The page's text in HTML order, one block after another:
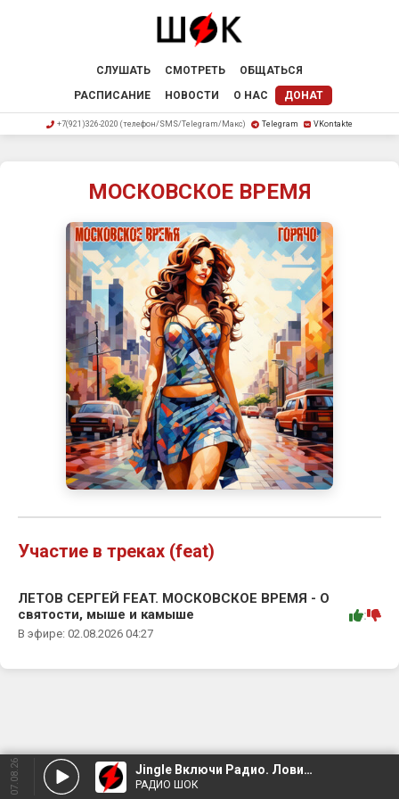
СЛУШАТЬ СМОТРЕТЬ
ОБЩАТЬСЯ
РАСПИСАНИЕ
НОВОСТИ О НАС ДОНАТ
+7(921)326-2020 (телефон/SMS/Telegram/Макс) Telegram VKontakte
МОСКОВСКОЕ ВРЕМЯ
Участие в треках (feat)
ЛЕТОВ СЕРГЕЙ FEAT. МОСКОВСКОЕ ВРЕМЯ - О
святости, мыше и камыше
В эфире: 02.08.2026 04:27
:
07.08.26 Jingle Включи Радио. Лови Шок.
РАДИО ШОК